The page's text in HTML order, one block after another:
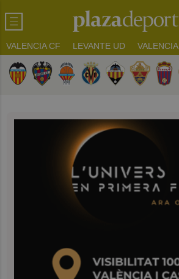
VALENCIA CF LEVANTE UD